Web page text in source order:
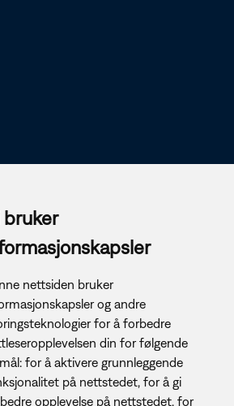
bruker
nettsiden bruker
og andre
for å forbedre
din for følgende
for å aktivere grunnleggende
på nettstedet, for å gi
opplevelse på nettstedet, for